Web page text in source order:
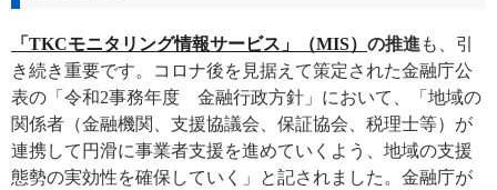
「TKCモニタリング情報サービス」（MIS） の推進 も、引
き続き重要です。コロナ後を見据えて策定された金融庁公
表の「令和2事務年度 金融行政方針」において、「地域の
関係者（金融機関、支援協議会、保証協会、税理士等）が
連携して円滑に事業者支援を進めていくよう、地域の支援
態勢の実効性を確保していく」と記されました。金融庁が